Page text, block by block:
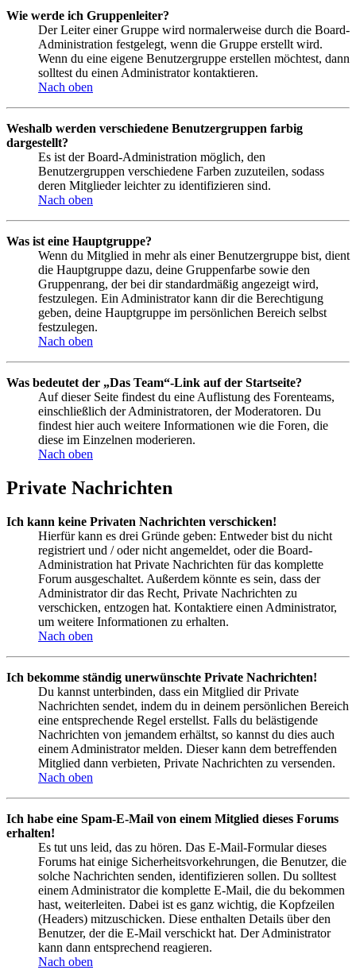
Wie werde ich Gruppenleiter?
Der Leiter einer Gruppe wird normalerweise durch die Board-
Administration festgelegt, wenn die Gruppe erstellt wird.
Wenn du eine eigene Benutzergruppe erstellen möchtest, dann
solltest du einen Administrator kontaktieren.
Nach oben
Weshalb werden verschiedene Benutzergruppen farbig
dargestellt?
Es ist der Board-Administration möglich, den
Benutzergruppen verschiedene Farben zuzuteilen, sodass
deren Mitglieder leichter zu identifizieren sind.
Nach oben
Was ist eine Hauptgruppe?
Wenn du Mitglied in mehr als einer Benutzergruppe bist, dient
die Hauptgruppe dazu, deine Gruppenfarbe sowie den
Gruppenrang, der bei dir standardmäßig angezeigt wird,
festzulegen. Ein Administrator kann dir die Berechtigung
geben, deine Hauptgruppe im persönlichen Bereich selbst
festzulegen.
Nach oben
Was bedeutet der „Das Team“-Link auf der Startseite?
Auf dieser Seite findest du eine Auflistung des Forenteams,
einschließlich der Administratoren, der Moderatoren. Du
findest hier auch weitere Informationen wie die Foren, die
diese im Einzelnen moderieren.
Nach oben
Private Nachrichten
Ich kann keine Privaten Nachrichten verschicken!
Hierfür kann es drei Gründe geben: Entweder bist du nicht
registriert und / oder nicht angemeldet, oder die Board-
Administration hat Private Nachrichten für das komplette
Forum ausgeschaltet. Außerdem könnte es sein, dass der
Administrator dir das Recht, Private Nachrichten zu
verschicken, entzogen hat. Kontaktiere einen Administrator,
um weitere Informationen zu erhalten.
Nach oben
Ich bekomme ständig unerwünschte Private Nachrichten!
Du kannst unterbinden, dass ein Mitglied dir Private
Nachrichten sendet, indem du in deinem persönlichen Bereich
eine entsprechende Regel erstellst. Falls du belästigende
Nachrichten von jemandem erhältst, so kannst du dies auch
einem Administrator melden. Dieser kann dem betreffenden
Mitglied dann verbieten, Private Nachrichten zu versenden.
Nach oben
Ich habe eine Spam-E-Mail von einem Mitglied dieses Forums
erhalten!
Es tut uns leid, das zu hören. Das E-Mail-Formular dieses
Forums hat einige Sicherheitsvorkehrungen, die Benutzer, die
solche Nachrichten senden, identifizieren sollen. Du solltest
einem Administrator die komplette E-Mail, die du bekommen
hast, weiterleiten. Dabei ist es ganz wichtig, die Kopfzeilen
(Headers) mitzuschicken. Diese enthalten Details über den
Benutzer, der die E-Mail verschickt hat. Der Administrator
kann dann entsprechend reagieren.
Nach oben